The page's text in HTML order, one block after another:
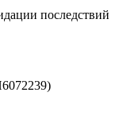
последствий